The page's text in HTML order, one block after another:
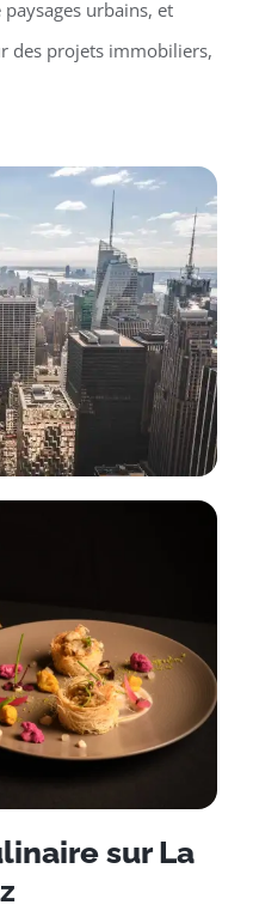
urbains, et
des projets immobiliers,
sur La